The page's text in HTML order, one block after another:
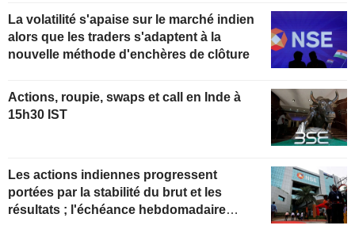
La volatilité s'apaise sur le marché indien
alors que les traders s'adaptent à la
nouvelle méthode d'enchères de clôture
Actions, roupie, swaps et call en Inde à
15h30 IST
Les actions indiennes progressent
portées par la stabilité du brut et les
résultats ; l'échéance hebdomadaire